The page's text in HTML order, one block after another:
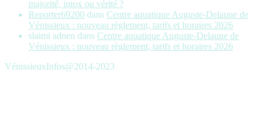
majorité, intox ou vérité ?
Reporter69200 dans Centre aquatique Auguste-Delaune de
Vénissieux : nouveau règlement, tarifs et horaires 2026
slaimi adnen dans Centre aquatique Auguste-Delaune de
Vénissieux : nouveau règlement, tarifs et horaires 2026
VénissieuxInfos@2014-2023